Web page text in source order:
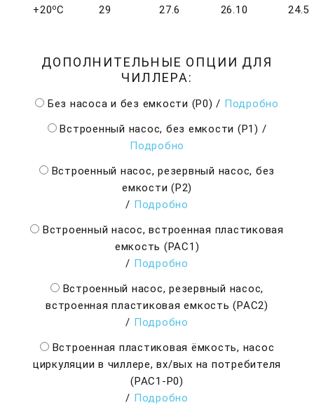
+20oC 29 27.6 26.10 24.5
ДОПОЛНИТЕЛЬНЫЕ ОПЦИИ ДЛЯ
ЧИЛЛЕРА:
Без насоса и без емкости (P0) / Подробно
Встроенный насос, без емкости (Р1) /
Подробно
Встроенный насос, резервный насос, без
емкости (Р2)
/ Подробно
Встроенный насос, встроенная пластиковая
емкость (РАС1)
/ Подробно
Встроенный насос, резервный насос,
встроенная пластиковая емкость (РАС2)
/ Подробно
Встроенная пластиковая ёмкость, насос
циркуляции в чиллере, вх/вых на потребителя
(PAC1-P0)
/ Подробно